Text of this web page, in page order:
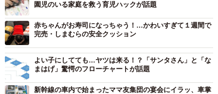
園児のいる家庭を救う育児ハックが話題
赤ちゃんがお寿司になっちゃう！…かわいすぎて１週間で
完売・しまむらの安全クッション
よい子にしてても…ヤツは来る！？「サンタさん」と「な
まはげ」驚愕のフローチャートが話題
新幹線の車内で始まったママ友集団の宴会にイラッ、車掌